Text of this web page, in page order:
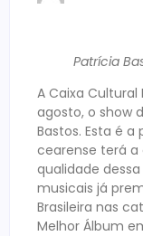
Patrícia
A Caixa Cultural
agosto, o show
Bastos. Esta é
cearense terá
qualidade
musicais já
Brasileira nas
Melhor Álbum